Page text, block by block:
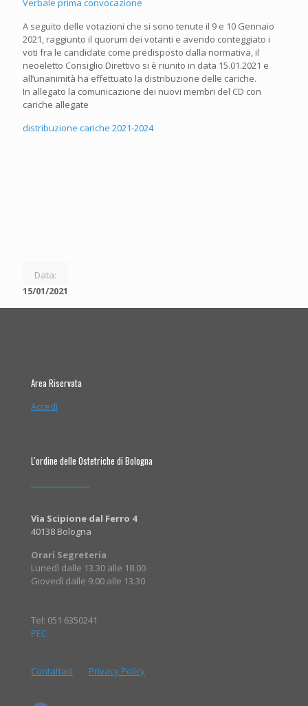
Verbale prima convocazione
A seguito delle votazioni che si sono tenute il 9 e 10 Gennaio
2021, raggiunto il quorum dei votanti e avendo conteggiato i
voti fra le candidate come predisposto dalla normativa, il
neoeletto Consiglio Direttivo si è riunito in data 15.01.2021 e
all’unanimità ha effettuato la distribuzione delle cariche.
In allegato la comunicazione dei nuovi membri del CD con
cariche allegate
distribuzione cariche 2021-2024
Data:
15/01/2021
Area Riservata
Accedi
L'ordine delle Ostetriche di Bologna
Via Scipione dal Ferro 4
40138 Bologna
Orari Segreteria
Lunedì dalle 13.30 alle 18.00
Giovedì dalle 9.00 alle 13.30
Tel: 051 6350241
PEC
Contattaci Privacy Policy